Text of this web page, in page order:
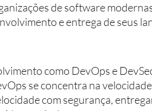
de software
e entrega de seus
como DevOps e
se concentra na
com segurança,